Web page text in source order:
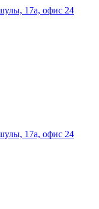
17а, офис 24
17а, офис 24